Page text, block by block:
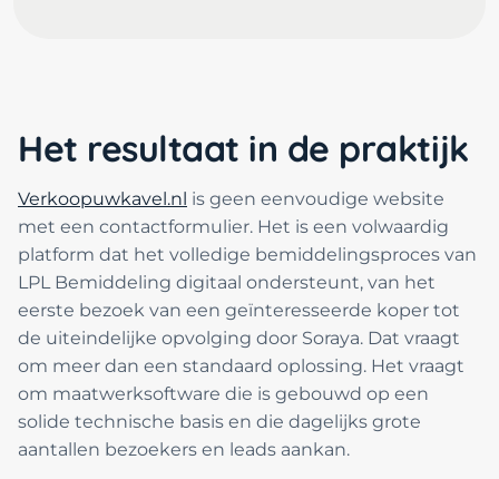
Het resultaat in de praktijk
Verkoopuwkavel.nl is geen eenvoudige website
met een contactformulier. Het is een volwaardig
platform dat het volledige bemiddelingsproces van
LPL Bemiddeling digitaal ondersteunt, van het
eerste bezoek van een geïnteresseerde koper tot
de uiteindelijke opvolging door Soraya. Dat vraagt
om meer dan een standaard oplossing. Het vraagt
om maatwerksoftware die is gebouwd op een
solide technische basis en die dagelijks grote
aantallen bezoekers en leads aankan.